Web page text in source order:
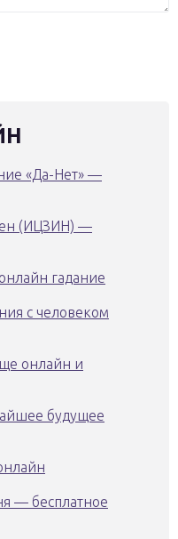
«Да-Нет» —
(ИЦЗИН) —
гадание
с человеком
онлайн и
будущее
— бесплатное